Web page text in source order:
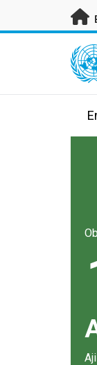
Janbe ale dirèk nan
UN